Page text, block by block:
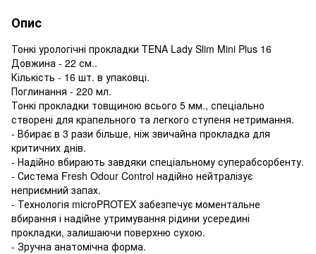
Опис
Тонкі урологічні прокладки TENA Lady Slim Mini Plus 16
Довжина - 22 см..
Кількість - 16 шт. в упаковці.
Поглинання - 220 мл.
Тонкі прокладки товщиною всього 5 мм., спеціально
створені для крапельного та легкого ступеня нетримання.
- Вбирає в 3 рази більше, ніж звичайна прокладка для
критичних днів.
- Надійно вбирають завдяки спеціальному суперабсорбенту.
- Система Fresh Odour Control надійно нейтралізує
неприємний запах.
- Технологія microPROTEX забезпечує моментальне
вбирання і надійне утримування рідини усередині
прокладки, залишаючи поверхню сухою.
- Зручна анатомічна форма.